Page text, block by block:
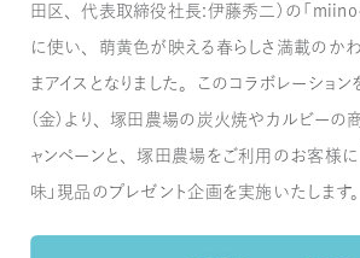
田区、代表取締役社長：伊藤秀二）の「miino
に使い、萌黄色が映える春らしさ満載のか
まアイスとなりました。このコラボレーショ
（金）より、塚田農場の炭火焼やカルビーの
ャンペーンと、塚田農場をご利用のお客様
味」現品のプレゼント企画を実施いたします。